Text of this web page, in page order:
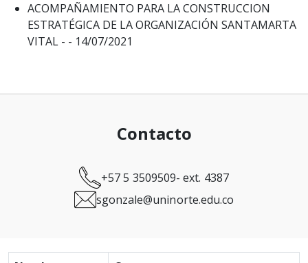
ACOMPAÑAMIENTO PARA LA CONSTRUCCION
ESTRATÉGICA DE LA ORGANIZACIÓN SANTAMARTA
VITAL - - 14/07/2021
Contacto
+57 5 3509509- ext. 4387
sgonzale@uninorte.edu.co